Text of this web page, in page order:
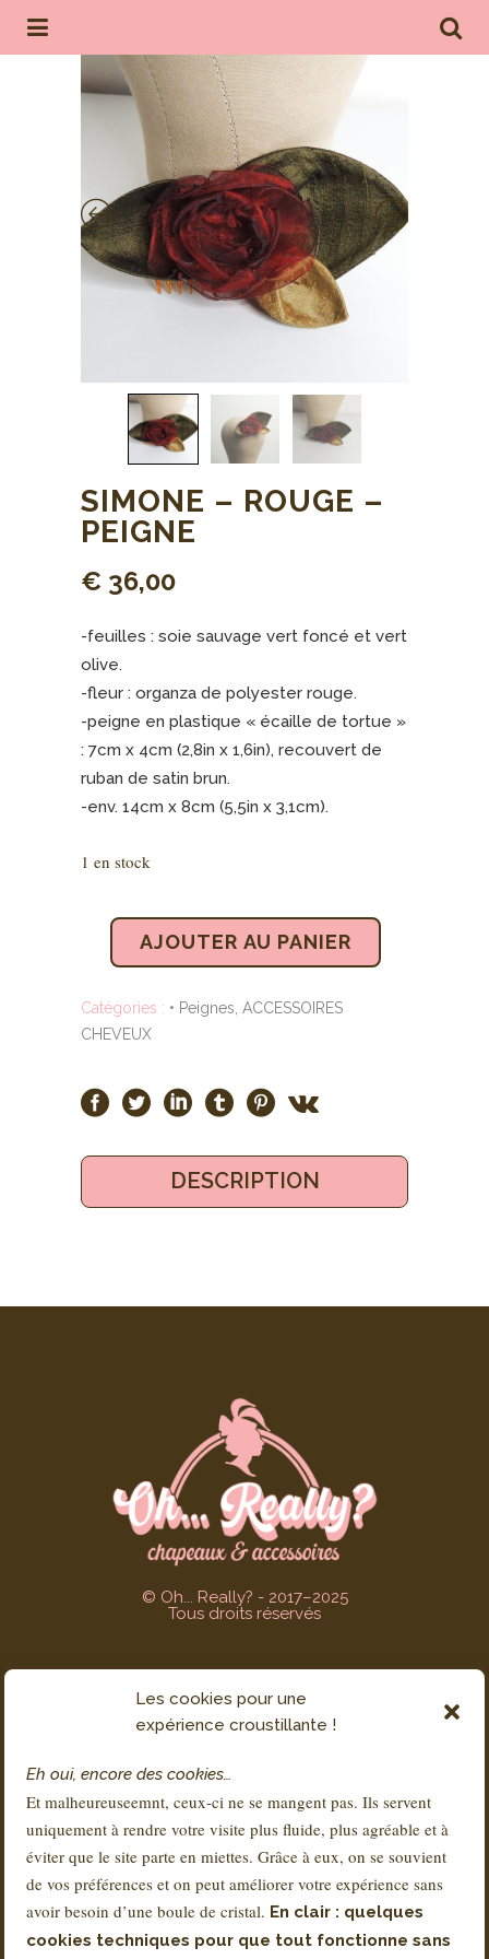
Les cookies pour une
expérience croustillante !
Eh oui, encore des cookies…
Et malheureuseemnt, ceux-ci ne se mangent pas. Ils servent
uniquement à rendre votre visite plus fluide, plus agréable et à
éviter que le site parte en miettes. Grâce à eux, on se souvient
de vos préférences et on peut améliorer votre expérience sans
avoir besoin d’une boule de cristal. En clair : quelques
cookies techniques pour que tout fonctionne sans
SIMONE – ROUGE –
PEIGNE
€ 36,00
-feuilles : soie sauvage vert foncé et vert
olive.
-fleur : organza de polyester rouge.
-peigne en plastique « écaille de tortue »
: 7cm x 4cm (2,8in x 1,6in), recouvert de
ruban de satin brun.
-env. 14cm x 8cm (5,5in x 3,1cm).
1 en stock
AJOUTER AU PANIER
Catégories : • Peignes ACCESSOIRES
CHEVEUX
DESCRIPTION
© Oh... Really? - 2017–2025
Tous droits réservés
SERVICE CLIENT
FAQs
Livraison & Retours
À propos de Sandra
RÉGLEMENTATION
Conditions Générales de Vente – CGV